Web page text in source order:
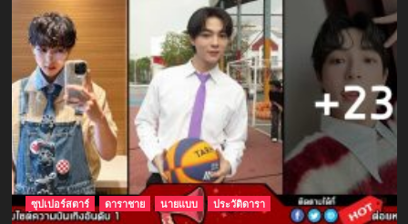
ซุปเปอร์สตาร์ ดาราชาย นายแบบ ประวัติดารา